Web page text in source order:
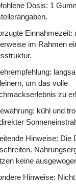
Dosis: 1
Einnahmezeit:
im Rahmen
um das volle
zu
kühl und
Hinweise: Die
keine
Hinweise: